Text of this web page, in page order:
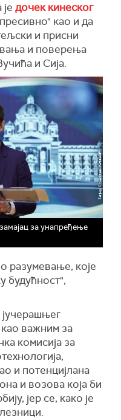
дочек кинеског
као и да
и присни
и поверења
и Сија.
за унапређење
разумевање, које
будућност",
као важним за
комисија за
и потенцијлана
и возова која би
јер се, како је